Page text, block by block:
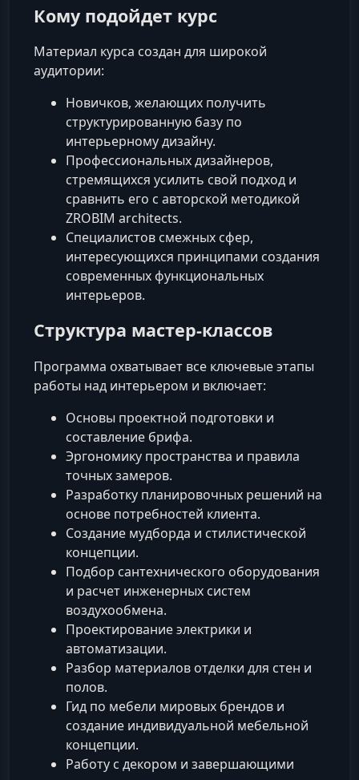
Кому подойдет курс
Материал курса создан для широкой
аудитории:
Новичков, желающих получить
структурированную базу по
интерьерному дизайну.
Профессиональных дизайнеров,
стремящихся усилить свой подход и
сравнить его с авторской методикой
ZROBIM architects.
Специалистов смежных сфер,
интересующихся принципами создания
современных функциональных
интерьеров.
Структура мастер-классов
Программа охватывает все ключевые этапы
работы над интерьером и включает:
Основы проектной подготовки и
составление брифа.
Эргономику пространства и правила
точных замеров.
Разработку планировочных решений на
основе потребностей клиента.
Создание мудборда и стилистической
концепции.
Подбор сантехнического оборудования
и расчет инженерных систем
воздухообмена.
Проектирование электрики и
автоматизации.
Разбор материалов отделки для стен и
полов.
Гид по мебели мировых брендов и
создание индивидуальной мебельной
концепции.
Работу с декором и завершающими